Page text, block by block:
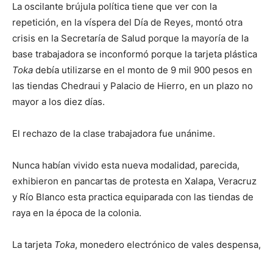
La oscilante brújula política tiene que ver con la
repetición, en la víspera del Día de Reyes, montó otra
crisis en la Secretaría de Salud porque la mayoría de la
base trabajadora se inconformó porque la tarjeta plástica
Toka debía utilizarse en el monto de 9 mil 900 pesos en
las tiendas Chedraui y Palacio de Hierro, en un plazo no
mayor a los diez días.
El rechazo de la clase trabajadora fue unánime.
Nunca habían vivido esta nueva modalidad, parecida,
exhibieron en pancartas de protesta en Xalapa, Veracruz
y Río Blanco esta practica equiparada con las tiendas de
raya en la época de la colonia.
La tarjeta Toka, monedero electrónico de vales despensa,